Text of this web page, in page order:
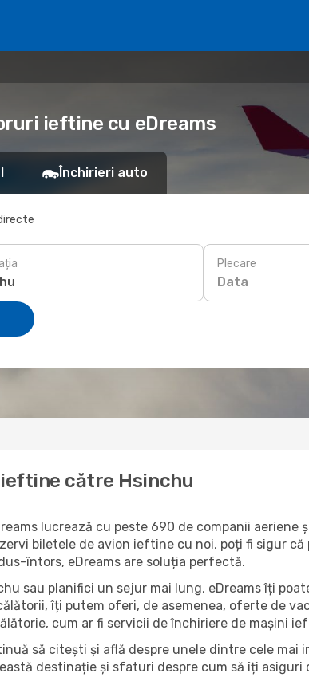
ieftine cu eDreams
Închirieri auto
Plecare
Data
către Hsinchu
lucrează cu peste 690 de companii
biletele de avion ieftine cu noi, poți fi sigur
întors, eDreams are soluția perfectă.
sau planifici un sejur mai lung, eDreams îți
îți putem oferi, de asemenea, oferte de
cum ar fi servicii de închiriere de mașini
să citești și află despre unele dintre cele
destinație și sfaturi despre cum să îți